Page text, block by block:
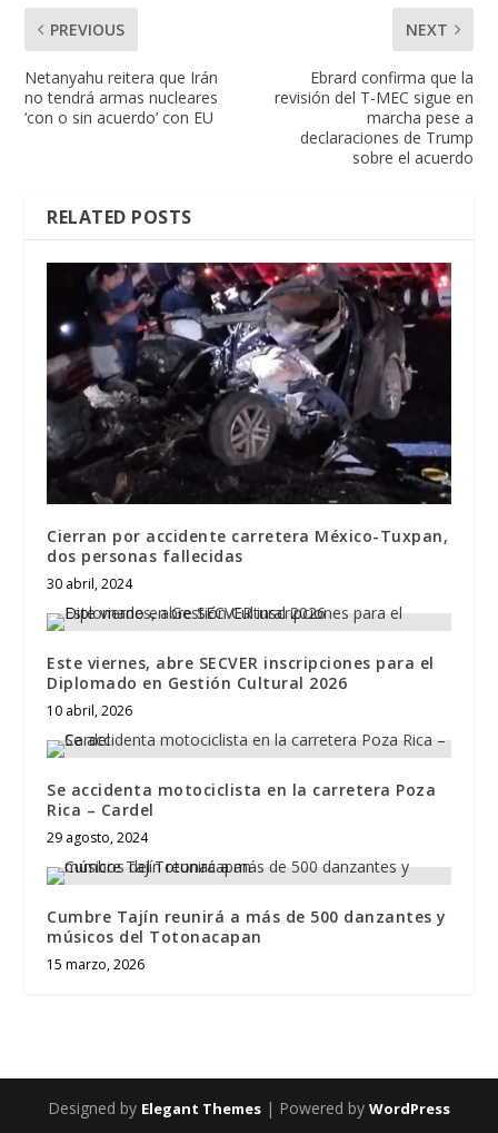
PREVIOUS
Netanyahu reitera que Irán
no tendrá armas nucleares
‘con o sin acuerdo’ con EU
NEXT
Ebrard confirma que la
revisión del T-MEC sigue en
marcha pese a
declaraciones de Trump
sobre el acuerdo
RELATED POSTS
Cierran por accidente carretera México-Tuxpan,
dos personas fallecidas
30 abril, 2024
Este viernes, abre SECVER inscripciones para el
Diplomado en Gestión Cultural 2026
10 abril, 2026
Se accidenta motociclista en la carretera Poza
Rica – Cardel
29 agosto, 2024
Cumbre Tajín reunirá a más de 500 danzantes y
músicos del Totonacapan
15 marzo, 2026
Designed by Elegant Themes | Powered by WordPress